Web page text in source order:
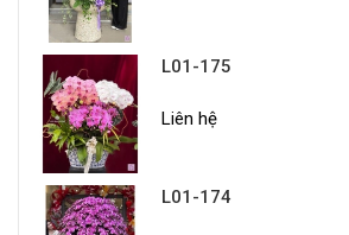
L01-175
Liên hệ
L01-174